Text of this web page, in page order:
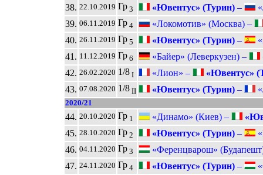
38. 22.10.2019 Гр 3 «Ювентус» (Турин) –
39. 06.11.2019 Гр 4
«Локомотив» (Москва) –
40. 26.11.2019 Гр 5 «Ювентус» (Турин) –
41. 11.12.2019 Гр 6 «Байер» (Леверкузен) –
42. 26.02.2020 1/8 I «Лион» –
«Ювентус»
43. 07.08.2020 1/8 II «Ювентус» (Турин) –
2020/21
44. 20.10.2020 Гр 1 «Динамо» (Киев) –
45. 28.10.2020 Гр 2 «Ювентус» (Турин) –
46. 04.11.2020 Гр 3
«Ференцварош»
47. 24.11.2020 Гр 4 «Ювентус» (Турин) –